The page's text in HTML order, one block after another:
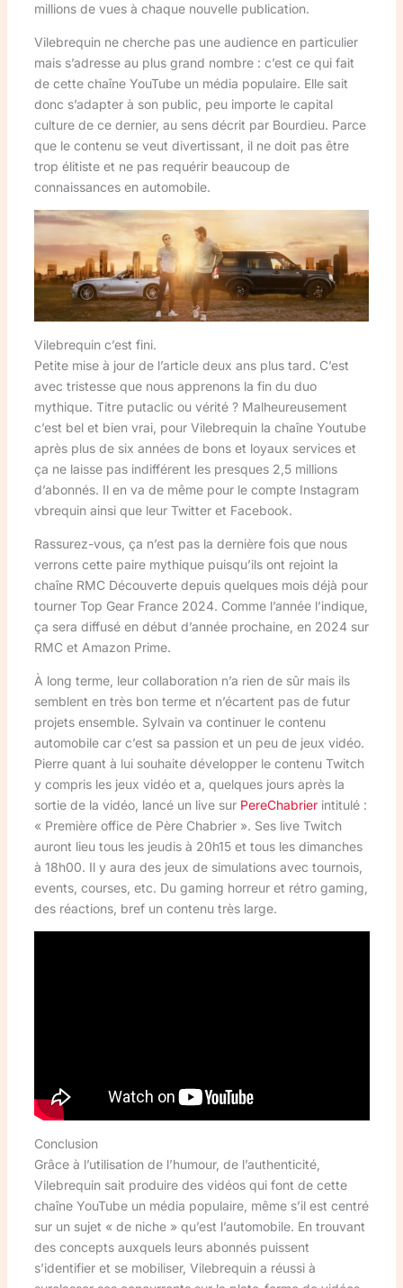
millions de vues à chaque nouvelle publication.
Vilebrequin ne cherche pas une audience en particulier
mais s’adresse au plus grand nombre : c’est ce qui fait
de cette chaîne YouTube un média populaire. Elle sait
donc s’adapter à son public, peu importe le capital
culture de ce dernier, au sens décrit par Bourdieu. Parce
que le contenu se veut divertissant, il ne doit pas être
trop élitiste et ne pas requérir beaucoup de
connaissances en automobile.
Vilebrequin c’est fini.
Petite mise à jour de l’article deux ans plus tard. C’est
avec tristesse que nous apprenons la fin du duo
mythique. Titre putaclic ou vérité ? Malheureusement
c’est bel et bien vrai, pour Vilebrequin la chaîne Youtube
après plus de six années de bons et loyaux services et
ça ne laisse pas indifférent les presques 2,5 millions
d’abonnés. Il en va de même pour le compte Instagram
vbrequin ainsi que leur Twitter et Facebook.
Rassurez-vous, ça n’est pas la dernière fois que nous
verrons cette paire mythique puisqu’ils ont rejoint la
chaîne RMC Découverte depuis quelques mois déjà pour
tourner Top Gear France 2024. Comme l’année l’indique,
ça sera diffusé en début d’année prochaine, en 2024 sur
RMC et Amazon Prime.
À long terme, leur collaboration n’a rien de sûr mais ils
semblent en très bon terme et n’écartent pas de futur
projets ensemble. Sylvain va continuer le contenu
automobile car c’est sa passion et un peu de jeux vidéo.
Pierre quant à lui souhaite développer le contenu Twitch
y compris les jeux vidéo et a, quelques jours après la
sortie de la vidéo, lancé un live sur PereChabrierintitulé :
« Première office de Père Chabrier ». Ses live Twitch
auront lieu tous les jeudis à 20h15 et tous les dimanches
à 18h00. Il y aura des jeux de simulations avec tournois,
events, courses, etc. Du gaming horreur et rétro gaming,
des réactions, bref un contenu très large.
Conclusion
Grâce à l’utilisation de l’humour, de l’authenticité,
Vilebrequin sait produire des vidéos qui font de cette
chaîne YouTube un média populaire, même s’il est centré
sur un sujet « de niche » qu’est l’automobile. En trouvant
des concepts auxquels leurs abonnés puissent
s’identifier et se mobiliser, Vilebrequin a réussi à